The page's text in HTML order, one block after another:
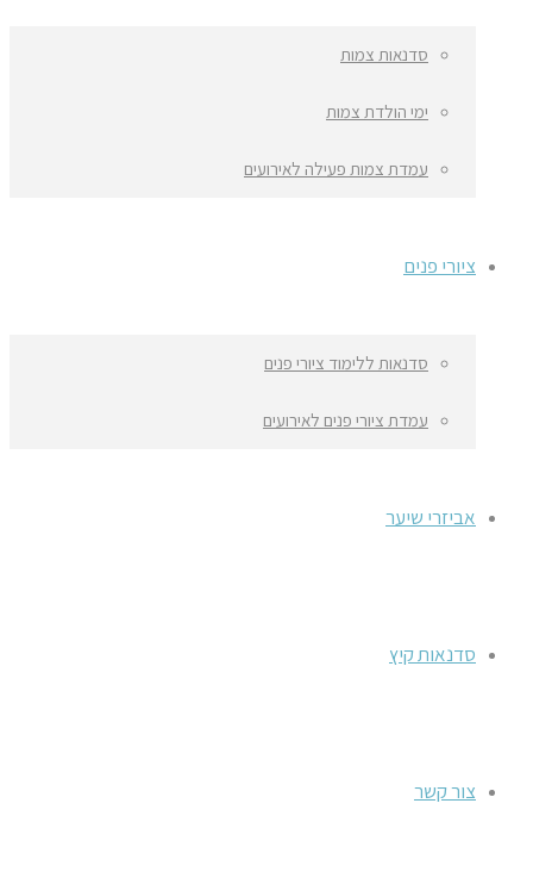
סדנאות צמות
ימי הולדת צמות
עמדת צמות פעילה לאירועים
ציורי פנים
סדנאות ללימוד ציורי פנים
עמדת ציורי פנים לאירועים
אביזרי שיער
סדנאות קיץ
צור קשר